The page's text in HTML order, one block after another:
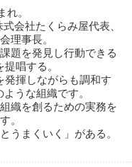
。
会社たくらみ屋代表、
理事長。
題を発見し行動できる
唱する。
発揮しながらも調和す
うな組織です。
織を創るための実務を
。
うまくいく」がある。